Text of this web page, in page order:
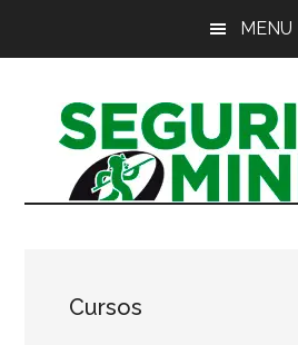
principal
MENU
Cursos